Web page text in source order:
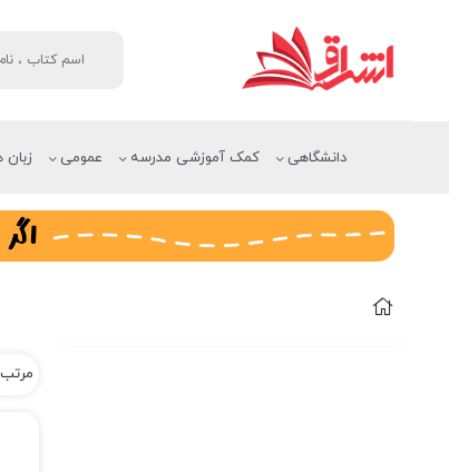
دانشگاهی عمومی کمک آموزشی مدرسه